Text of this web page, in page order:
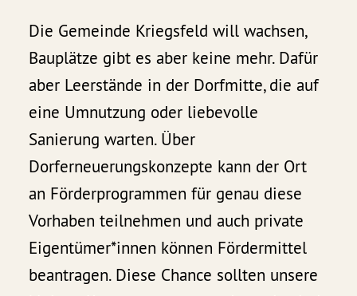
Die Gemeinde Kriegsfeld will wachsen,
Bauplätze gibt es aber keine mehr. Dafür
aber Leerstände in der Dorfmitte, die auf
eine Umnutzung oder liebevolle
Sanierung warten. Über
Dorferneuerungskonzepte kann der Ort
an Förderprogrammen für genau diese
Vorhaben teilnehmen und auch private
Eigentümer*innen können Fördermittel
beantragen. Diese Chance sollten unsere